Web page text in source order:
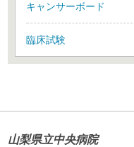
キャンサーボード
臨床試験
山梨県立中央病院